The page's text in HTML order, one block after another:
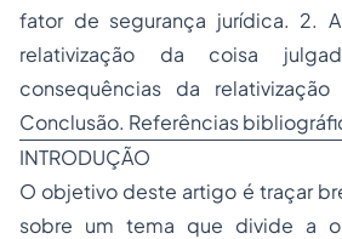
fator de segurança jurídica. 2.
relativização da coisa
consequências da
Conclusão. Referências
INTRODUÇÃO
O objetivo deste artigo é traçar
sobre um tema que divide a